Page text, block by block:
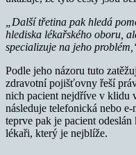
„Další třetina pak hledá
hlediska lékařského oboru,
specializuje na jeho
Podle jeho názoru tuto
zdravotní pojišťovny řeší
nich pacient nejdříve v klidu
následuje telefonická nebo
teprve pak je pacient
lékaři, který je nejblíže.